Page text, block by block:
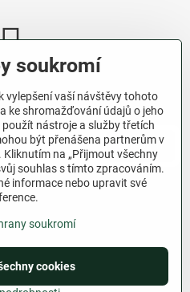
novinky:
Odebírat
e-mailem.
Zásady ochrany soukromí
soukromí
vylepšení vaší návštěvy tohoto
ke shromažďování údajů o jeho
nástroje a služby třetích
být přenášena partnerům v
Kliknutím na „Přijmout všechny
souhlas s tímto zpracováním.
informace nebo upravit své
soukromí
cookies